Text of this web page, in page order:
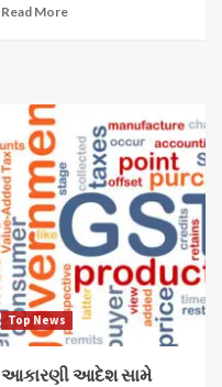
Read More
Top News
આકારણી આદેશ સામે